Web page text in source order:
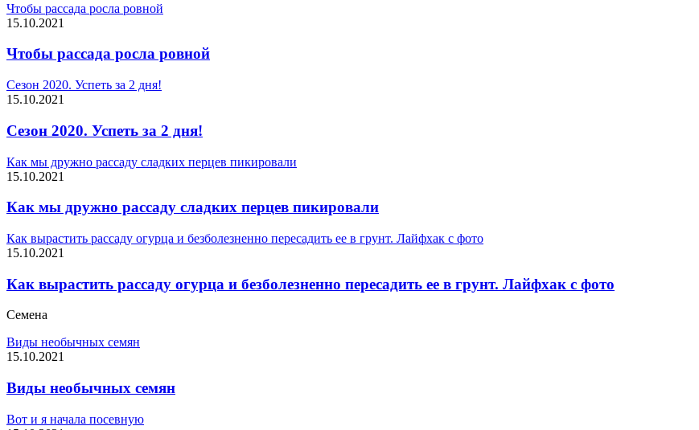
Чтобы рассада росла ровной
15.10.2021
Чтобы рассада росла ровной
Сезон 2020. Успеть за 2 дня!
15.10.2021
Сезон 2020. Успеть за 2 дня!
Как мы дружно рассаду сладких перцев пикировали
15.10.2021
Как мы дружно рассаду сладких перцев пикировали
Как вырастить рассаду огурца и безболезненно пересадить ее в грунт. Лайфхак с фото
15.10.2021
Как вырастить рассаду огурца и безболезненно пересадить ее в грунт. Лайфхак с фото
Семена
Виды необычных семян
15.10.2021
Виды необычных семян
Вот и я начала посевную